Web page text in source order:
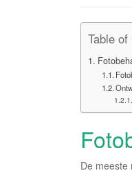
Table
De meeste